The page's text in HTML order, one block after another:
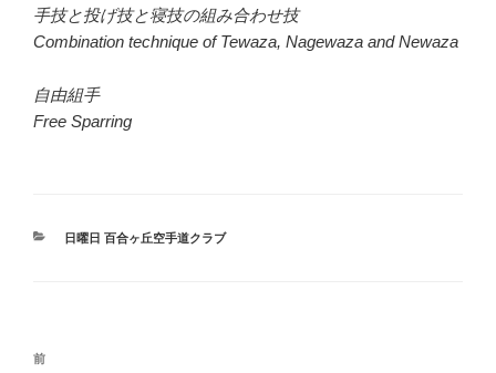
手技と投げ技と寝技の組み合わせ技
Combination technique of Tewaza, Nagewaza and Newaza
自由組手
Free Sparring
カ
日曜日 百合ヶ丘空手道クラブ
投
前
前